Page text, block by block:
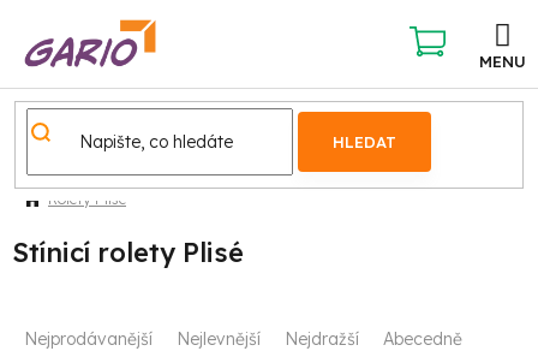
obsah
HLEDAT
NÁKUPNÍ
KOŠÍK
Rolety Plisé
Stínicí rolety Plisé
ŘNejprodávanější Nejlevnější Nejdražší Abecedně